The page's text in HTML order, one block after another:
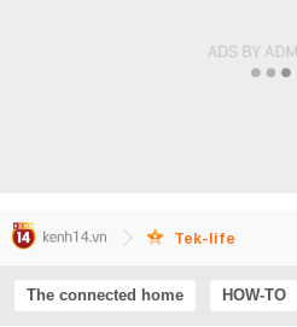
Tek-life
The connected home HOW-TO